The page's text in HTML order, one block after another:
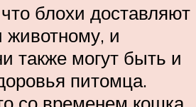
блохи доставляют
и
также могут быть и
питомца.
со временем кошка